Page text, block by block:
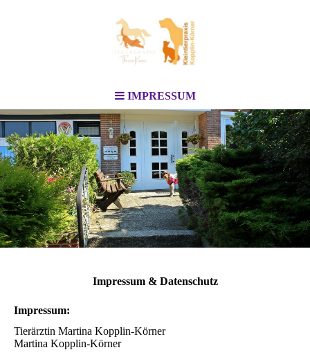
IMPRESSUM
Impressum & Datenschutz
Impressum:
Tierärztin Martina Kopplin-Körner
Martina Kopplin-Körner